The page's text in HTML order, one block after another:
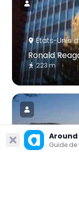
États-Unis
Ronald
223 m
États-Unis
Around
Guide